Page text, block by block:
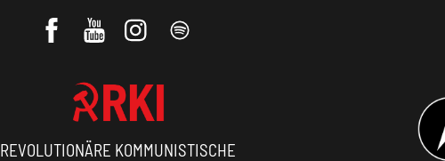
REVOLUTIONÄRE KOMMUNISTISCHE